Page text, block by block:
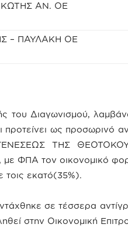
ΑΝ. ΟΕ
– ΠΑΥΛΑΚΗ ΟΕ
του Διαγωνισμού,
προτείνει ως
ΤΗΣ ΘΕΟΤΟΚΟΥ
ΦΠΑ τον οικονομικό
τοις εκατό(35%).
σε τέσσερα
στην Οικονομική